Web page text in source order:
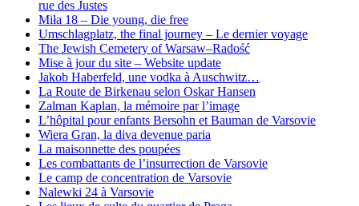
rue des Justes
Miła 18 – Die young, die free
Umschlagplatz, the final journey – Le dernier voyage
The Jewish Cemetery of Warsaw–Radość
Mise à jour du site – Website update
Jakob Haberfeld, une vodka à Auschwitz…
La Route de Birkenau selon Oskar Hansen
Zalman Kaplan, la mémoire par l’image
L’hôpital pour enfants Bersohn et Bauman de Varsovie
Wiera Gran, la diva devenue paria
La maisonnette des poupées
Les combattants de l’insurrection de Varsovie
Le camp de concentration de Varsovie
Nalewki 24 à Varsovie